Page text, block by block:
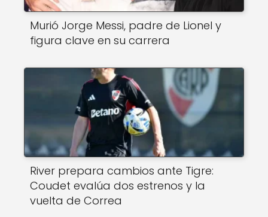
Murió Jorge Messi, padre de Lionel y
figura clave en su carrera
River prepara cambios ante Tigre:
Coudet evalúa dos estrenos y la
vuelta de Correa